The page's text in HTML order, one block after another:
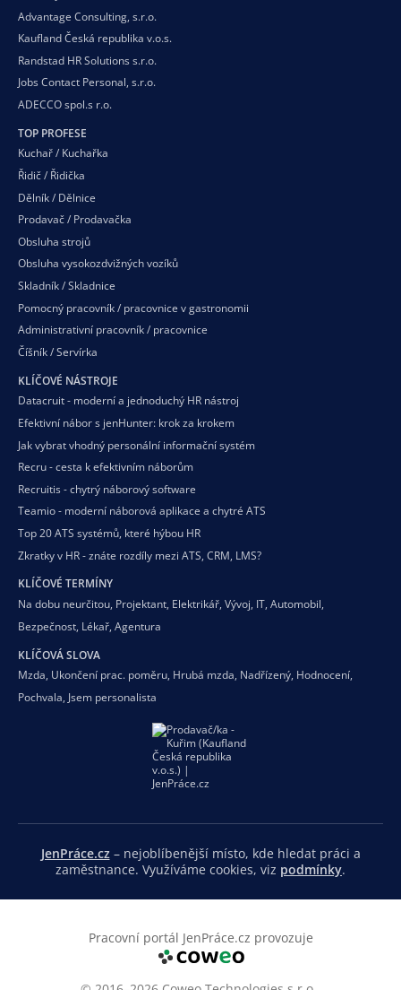
Advantage Consulting, s.r.o.
Kaufland Česká republika v.o.s.
Randstad HR Solutions s.r.o.
Jobs Contact Personal, s.r.o.
ADECCO spol.s r.o.
TOP PROFESE
Kuchař / Kuchařka
Řidič / Řidička
Dělník / Dělnice
Prodavač / Prodavačka
Obsluha strojů
Obsluha vysokozdvižných vozíků
Skladník / Skladnice
Pomocný pracovník / pracovnice v gastronomii
Administrativní pracovník / pracovnice
Číšník / Servírka
KLÍČOVÉ NÁSTROJE
Datacruit - moderní a jednoduchý HR nástroj
Efektivní nábor s jenHunter: krok za krokem
Jak vybrat vhodný personální informační systém
Recru - cesta k efektivním náborům
Recruitis - chytrý náborový software
Teamio - moderní náborová aplikace a chytré ATS
Top 20 ATS systémů, které hýbou HR
Zkratky v HR - znáte rozdíly mezi ATS, CRM, LMS?
KLÍČOVÉ TERMÍNY
Na dobu neurčitou, Projektant, Elektrikář, Vývoj, IT, Automobil,
Bezpečnost, Lékař, Agentura
KLÍČOVÁ SLOVA
Mzda, Ukončení prac. poměru, Hrubá mzda, Nadřízený, Hodnocení,
Pochvala, Jsem personalista
JenPráce.cz – nejoblíbenější místo, kde hledat práci a
zaměstnance. Využíváme cookies, viz podmínky.
Pracovní portál JenPráce.cz provozuje